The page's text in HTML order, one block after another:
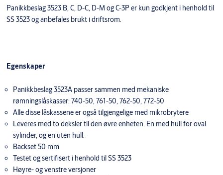
Panikkbeslag 3523 B, C, D-C, D-M og C-3P er kun godkjent i henhold til
SS 3523 og anbefales brukt i driftsrom.
Egenskaper
Panikkbeslag 3523A passer sammen med mekaniske
rømningslåskasser: 740-50, 761-50, 762-50, 772-50
Alle disse låskassene er også tilgjengelige med mikrobrytere
Leveres med to deksler til den øvre enheten. En med hull for oval
sylinder, og en uten hull.
Backset 50 mm
Testet og sertifisert i henhold til SS 3523
Høyre- og venstre versjoner